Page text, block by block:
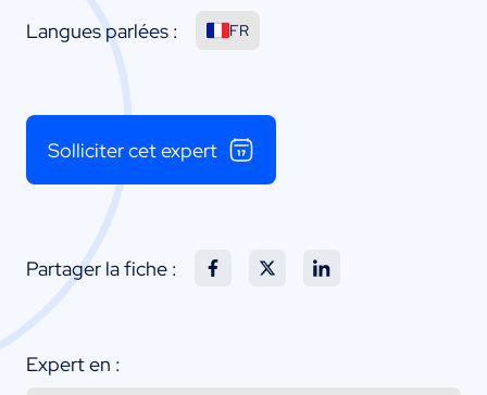
Langues parlées : FR
Solliciter cet expert
Partager la fiche :
Expert en :